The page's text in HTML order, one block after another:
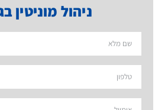
ניהול מוניטין